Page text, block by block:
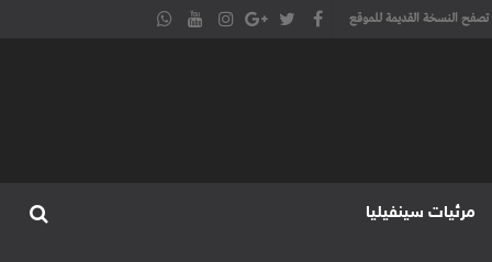
تصفح النسخة القديمة للموقع
مرئيات سينفيليا